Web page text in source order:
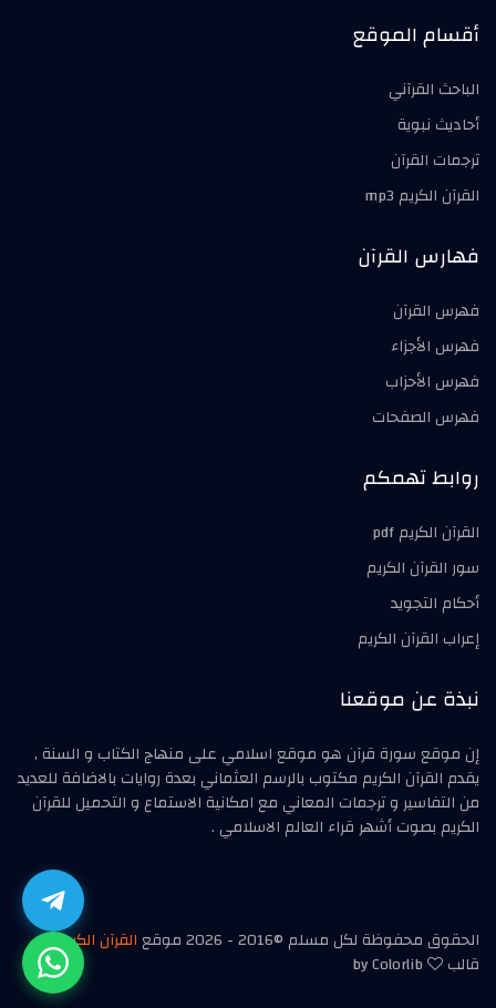
أقسام الموقع
الباحث القرآني
أحاديث نبوية
ترجمات القرآن
القرآن الكريم mp3
فهارس القرآن
فهرس القرآن
فهرس الأجزاء
فهرس الأحزاب
فهرس الصفحات
روابط تهمكم
القرآن الكريم pdf
سور القرآن الكريم
أحكام التجويد
إعراب القرآن الكريم
نبذة عن موقعنا
إن موقع سورة قرآن هو موقع اسلامي على منهاج الكتاب و السنة ,
يقدم القرآن الكريم مكتوب بالرسم العثماني بعدة روايات بالاضافة للعديد
من التفاسير و ترجمات المعاني مع امكانية الاستماع و التحميل للقرآن
الكريم بصوت أشهر قراء العالم الاسلامي .
الحقوق محفوظة لكل مسلم ©2016 - 2026 موقع القرآن الكريم|
قالب